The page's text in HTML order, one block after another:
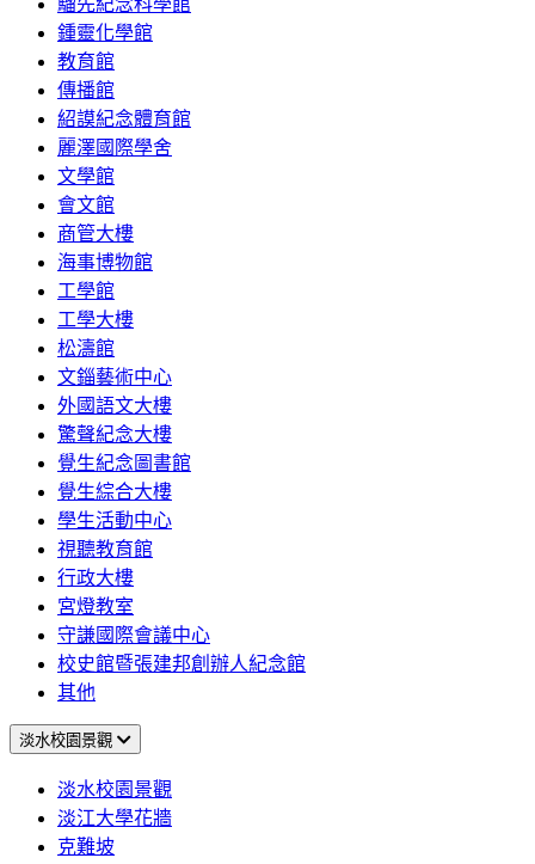
騮先紀念科學館
鍾靈化學館
教育館
傳播館
紹謨紀念體育館
麗澤國際學舍
文學館
會文館
商管大樓
海事博物館
工學館
工學大樓
松濤館
文錙藝術中心
外國語文大樓
驚聲紀念大樓
覺生紀念圖書館
覺生綜合大樓
學生活動中心
視聽教育館
行政大樓
宮燈教室
守謙國際會議中心
校史館暨張建邦創辦人紀念館
其他
淡水校園景觀
淡水校園景觀
淡江大學花牆
克難坡